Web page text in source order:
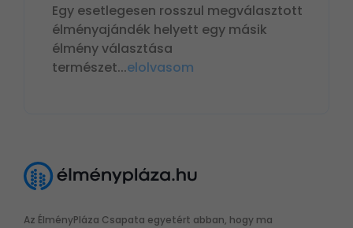
Egy esetlegesen rosszul megválasztott
élményajándék helyett egy másik
élmény választása
természet...elolvasom
Az ÉlményPláza Csapata egyetért abban, hogy ma